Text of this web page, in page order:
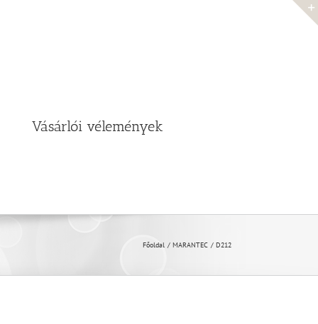
Vásárlói vélemények
Főoldal MARANTEC D212